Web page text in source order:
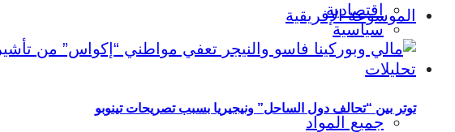
الموسوعة الإفريقية
تحليلات
جميع المواد
اقتصادية
سياسية
توتر بين “تحالف دول الساحل” ونيجيريا بسبب تصريحات تينوبو